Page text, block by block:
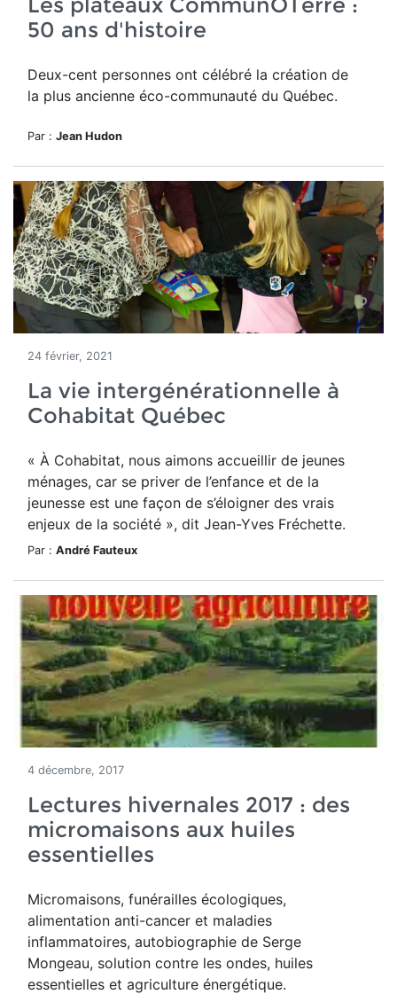
50 ans d'histoire
Deux-cent personnes ont célébré la création de
la plus ancienne éco-communauté du Québec.
Par : Jean Hudon
24 février, 2021
La vie intergénérationnelle à
Cohabitat Québec
« À Cohabitat, nous aimons accueillir de jeunes
ménages, car se priver de l’enfance et de la
jeunesse est une façon de s’éloigner des vrais
enjeux de la société », dit Jean-Yves Fréchette.
Par : André Fauteux
4 décembre, 2017
Lectures hivernales 2017 : des
micromaisons aux huiles
essentielles
Micromaisons, funérailles écologiques,
alimentation anti-cancer et maladies
inflammatoires, autobiographie de Serge
Mongeau, solution contre les ondes, huiles
essentielles et agriculture énergétique.